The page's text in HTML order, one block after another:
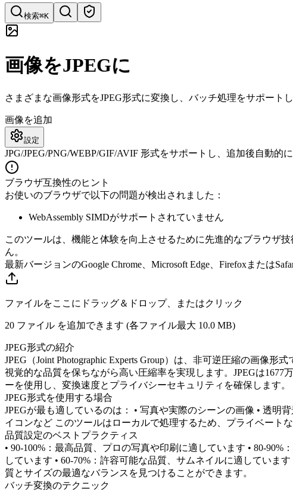
検索⌘K
ツールを素早く検索
画像をJPEGに
さまざまな画像形式をJPEG形式に変換し、バッチ処理をサポート
画像を追加
設定
JPG/JPEG/PNG/WEBP/GIF/AVIF 形式をサポートし、追加後自動的
ブラウザ互換性のヒント
お使いのブラウザで以下の問題が検出されました：
WebAssembly SIMDがサポートされていません
このツールは、機能と体験を向上させるために先進的なブラウザ
ん。
最新バージョンのGoogle Chrome、Microsoft Edge、Firefoxまたは
ファイルをここにドラッグ＆ドロップ、またはクリック
20 ファイル を追加できます (各ファイル最大 10.0 MB)
JPEG形式の紹介
JPEG（Joint Photographic Experts Group）は、非可逆圧縮の画像
視覚的な品質を保ちながら高い圧縮率を実現します。JPEGは
ーを使用し、変換速度とプライバシーセキュリティを確保します。
JPEG形式を使用する場合
JPEGが最も適しているのは： • 写真や実際のシーンの画像 • 透
イコンなど このツールはローカルで処理するため、プライベート
品質設定のベストプラクティス
• 90-100%：最高品質、プロの写真や印刷に適しています • 80-
しています • 60-70%：許容可能な品質、サムネイルに適していま
質とサイズの最適なバランスを見つけることができます。
バッチ変換のテクニック